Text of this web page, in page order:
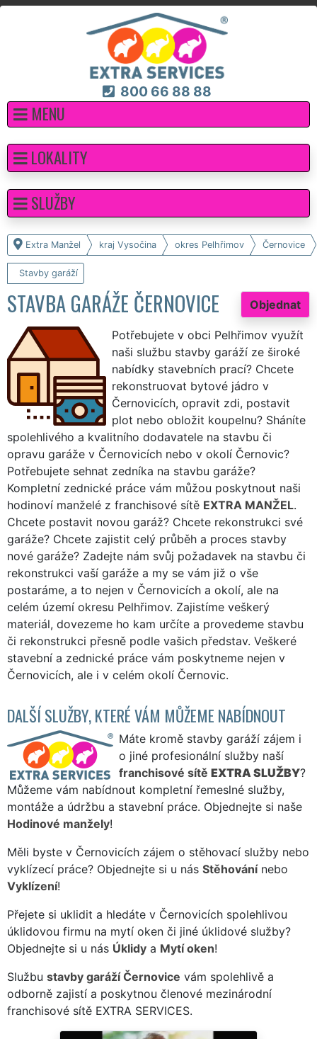
800 66 88 88
MENU
Extra Manžel kraj Vysočina okres Pelhřimov Černovice
Stavby garáží
Objednat
STAVBA GARÁŽE ČERNOVICE
Potřebujete v obci Pelhřimov využít
naši službu stavby garáží ze široké
nabídky stavebních prací? Chcete
rekonstruovat bytové jádro v
Černovicích, opravit zdi, postavit
plot nebo obložit koupelnu? Sháníte
spolehlivého a kvalitního dodavatele na stavbu či
opravu garáže v Černovicích nebo v okolí Černovic?
Potřebujete sehnat zedníka na stavbu garáže?
Kompletní zednické práce vám můžou poskytnout naši
hodinoví manželé z franchisové sítě EXTRA MANŽEL.
Chcete postavit novou garáž? Chcete rekonstrukci své
garáže? Chcete zajistit celý průběh a proces stavby
nové garáže? Zadejte nám svůj požadavek na stavbu či
rekonstrukci vaší garáže a my se vám již o vše
postaráme, a to nejen v Černovicích a okolí, ale na
celém území okresu Pelhřimov. Zajistíme veškerý
materiál, dovezeme ho kam určíte a provedeme stavbu
či rekonstrukci přesně podle vašich představ. Veškeré
stavební a zednické práce vám poskytneme nejen v
Černovicích, ale i v celém okolí Černovic.
DALŠÍ SLUŽBY, KTERÉ VÁM MŮŽEME NABÍDNOUT
Máte kromě stavby garáží zájem i
o jiné profesionální služby naší
franchisové sítě EXTRA SLUŽBY?
Můžeme vám nabídnout kompletní řemeslné služby,
montáže a údržbu a stavební práce. Objednejte si naše
Hodinové manžely!
Měli byste v Černovicích zájem o stěhovací služby nebo
vyklízecí práce? Objednejte si u nás Stěhovánínebo
Vyklízení!
Přejete si uklidit a hledáte v Černovicích spolehlivou
úklidovou firmu na mytí oken či jiné úklidové služby?
Objednejte si u nás Úklidy a Mytí oken!
Službu stavby garáží Černovice vám spolehlivě a
odborně zajistí a poskytnou členové mezinárodní
franchisové sítě EXTRA SERVICES.
LOKALITY
SLUŽBY